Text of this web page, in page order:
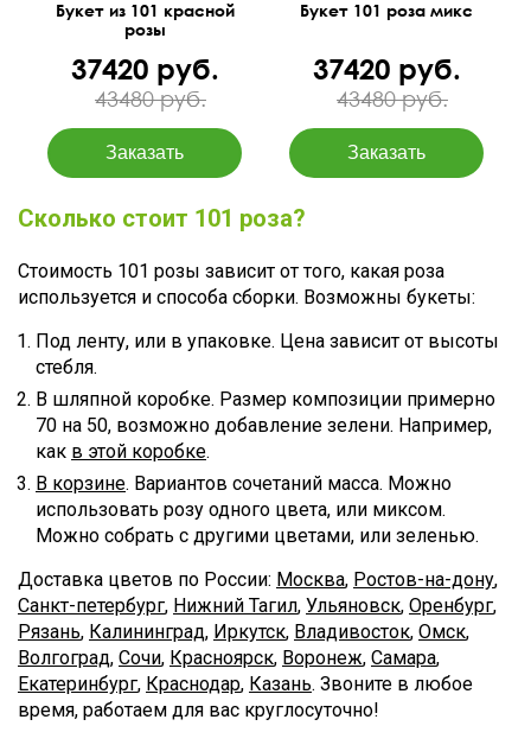
Букет из 101 красной
розы
37420 руб.
43480 руб.
Букет 101 роза микс
37420 руб.
43480 руб.
Сколько стоит 101 роза?
Стоимость 101 розы зависит от того, какая роза
используется и способа сборки. Возможны букеты:
Под ленту, или в упаковке. Цена зависит от высоты
стебля.
В шляпной коробке. Размер композиции примерно
70 на 50, возможно добавление зелени. Например,
как в этой коробке.
В корзине. Вариантов сочетаний масса. Можно
использовать розу одного цвета, или миксом.
Можно собрать с другими цветами, или зеленью.
Доставка цветов по России: Москва, Ростов-на-дону,
Санкт-петербург, Нижний Тагил, Ульяновск, Оренбург,
Рязань, Калининград, Иркутск, Владивосток, Омск,
Волгоград, Сочи, Красноярск, Воронеж, Самара,
Екатеринбург, Краснодар, Казань. Звоните в любое
время, работаем для вас круглосуточно!